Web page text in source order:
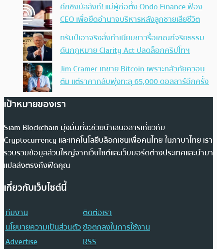
ศึกชิงบัลลังก์! แม่ผู้ก่อตั้ง Ondo Finance ฟ้อง
CEO เพื่อยึดอำนาจบริหารหลังลูกชายเสียชีวิต
ทรัมป์เอาจริง สั่งทำเนียบขาวรื้อเกณฑ์จริยธรรม
ดันกฎหมาย Clarity Act ปลดล็อกคริปโทฯ
Jim Cramer เทขาย Bitcoin เพราะกลัวภัยควอน
ตัม แต่ราคากลับพุ่งทะลุ 65,000 ดอลลาร์อีกครั้ง
เป้าหมายของเรา
Siam Blockchain มุ่งมั่นที่จะช่วยนำเสนอสารเกี่ยวกับ
Cryptocurrency และเทคโนโลยีบล็อกเชนเพื่อคนไทย ในภาษาไทย เรา
รวบรวมข้อมูลส่วนใหญ่จากเว็บไซต์และเว็บบอร์ดต่างประเทศและนำมา
แปลส่งตรงถึงฟีดคุณ
เกี่ยวกับเว็บไซต์นี้
ทีมงาน
ติดต่อเรา
นโยบายความเป็นส่วนตัวข้อตกลงในการใช้งาน
Advertise
RSS